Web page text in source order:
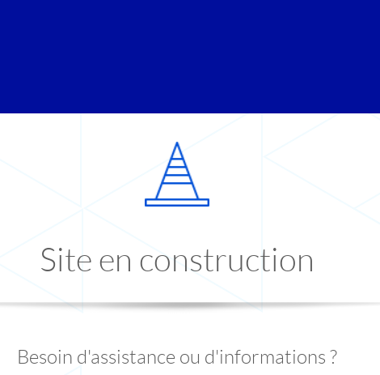
Site en construction
Besoin d'assistance ou d'informations ?